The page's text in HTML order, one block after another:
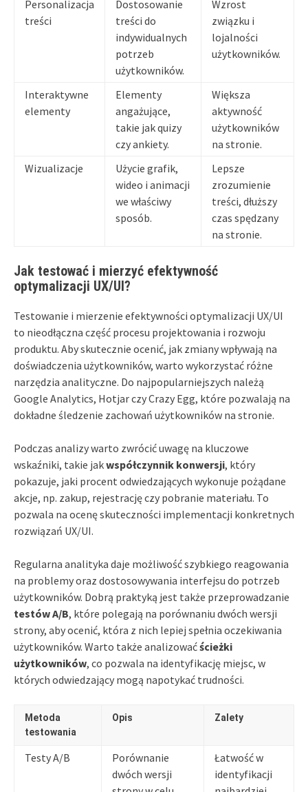
Personalizacja
treści
Dostosowanie
treści do
indywidualnych
potrzeb
użytkowników.
Wzrost
związku i
lojalności
użytkowników.
Interaktywne
elementy
Elementy
angażujące,
takie jak quizy
czy ankiety.
Większa
aktywność
użytkowników
na stronie.
Wizualizacje
Użycie grafik,
wideo i animacji
we właściwy
sposób.
Lepsze
zrozumienie
treści, dłuższy
czas spędzany
na stronie.
Jak testować i mierzyć efektywność
optymalizacji UX/UI?
Testowanie i mierzenie efektywności optymalizacji UX/UI
to nieodłączna część procesu projektowania i rozwoju
produktu. Aby skutecznie ocenić, jak zmiany wpływają na
doświadczenia użytkowników, warto wykorzystać różne
narzędzia analityczne. Do najpopularniejszych należą
Google Analytics, Hotjar czy Crazy Egg, które pozwalają na
dokładne śledzenie zachowań użytkowników na stronie.
Podczas analizy warto zwrócić uwagę na kluczowe
wskaźniki, takie jakwspółczynnik konwersji, który
pokazuje, jaki procent odwiedzających wykonuje pożądane
akcje, np. zakup, rejestrację czy pobranie materiału. To
pozwala na ocenę skuteczności implementacji konkretnych
rozwiązań UX/UI.
Regularna analityka daje możliwość szybkiego reagowania
na problemy oraz dostosowywania interfejsu do potrzeb
użytkowników. Dobrą praktyką jest także przeprowadzanie
testów A/B, które polegają na porównaniu dwóch wersji
strony, aby ocenić, która z nich lepiej spełnia oczekiwania
użytkowników. Warto także analizowaćścieżki
użytkowników, co pozwala na identyfikację miejsc, w
których odwiedzający mogą napotykać trudności.
Metoda
testowania
Opis Zalety
Testy A/B
Porównanie
dwóch wersji
Łatwość w
identyfikacji